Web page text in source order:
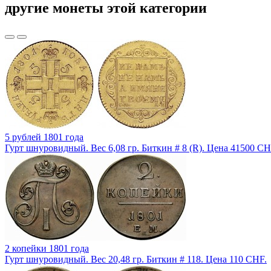
другие монеты этой категории
5 рублей 1801 года
Гурт шнуровидный. Вес 6,08 гр. Биткин # 8 (R). Цена 41500
2 копейки 1801 года
Гурт шнуровидный. Вес 20,48 гр. Биткин # 118. Цена 110 CHF.